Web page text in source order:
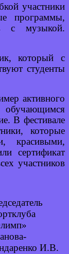
участники
программы,
с музыкой.
который с
студенты
активного
В фестивале
которые
красивыми,
сертификат
участников
И.В.